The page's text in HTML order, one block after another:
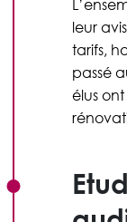
leur
tarifs,
passé
élus